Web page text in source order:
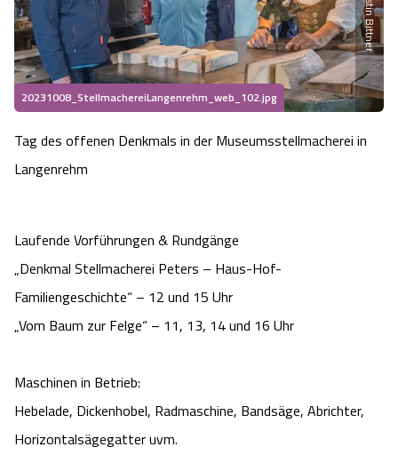
Heideflächen
Freizeitparks
Vital Urlaub
Ferienwohnungen
Ferienhäuser
Camping
Naturpark Südheide
Naturerlebnis im Frühling
Naturerlebnis im Sommer
Ausflugsziele
Wandern
Reiten
Quad Bahn Bispingen
Kletterparks
Adventure Schnucken Golf
Serengeti Park
Weltvogelpark Walsrode
Wildpark Lüneburger Heide
Thermen
Vegan, Fasten & Co.
Wellness-Unterkünfte
Hotels mit Schwimmbad
THERMEplus® Unterkünfte
Die Hansestadt Lüneburg
Sehenswürdigkeiten Lüneburg
Veranstaltungen & Führungen Lüneburg
Die Residenzstadt Celle
Sehenswürdigkeiten Celle
Shopping Celle
Hoher Kontrast Modus:
Schriftgröße: A A A
20231008_StellmachereiLangenrehm_web_102.jpg
Tag des offenen Denkmals in der Museumsstellmacherei in
Langenrehm
Laufende Vorführungen & Rundgänge
„Denkmal Stellmacherei Peters – Haus-Hof-
Familiengeschichte“ – 12 und 15 Uhr
„Vom Baum zur Felge“ – 11, 13, 14 und 16 Uhr
Maschinen in Betrieb:
Hebelade, Dickenhobel, Radmaschine, Bandsäge, Abrichter,
Horizontalsägegatter uvm.